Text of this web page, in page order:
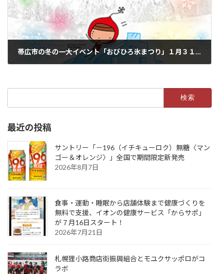
帯広市の冬の一大イベント「おびひろ氷まつり」１月３１日～２月２日に開催！
最近の投稿
サントリー「－196（イチキューロク）無糖〈マン
ゴー＆オレンジ〉」全国で期間限定新発売
2026年8月7日
食事・運動・睡眠から店舗体験まで健康づくりを
無料で支援、イオンの健康サービス「からサポ」
が７月16日スタート！
2026年7月21日
札幌狸小路商店街振興組合とモユクサッポロがコ
ラボ